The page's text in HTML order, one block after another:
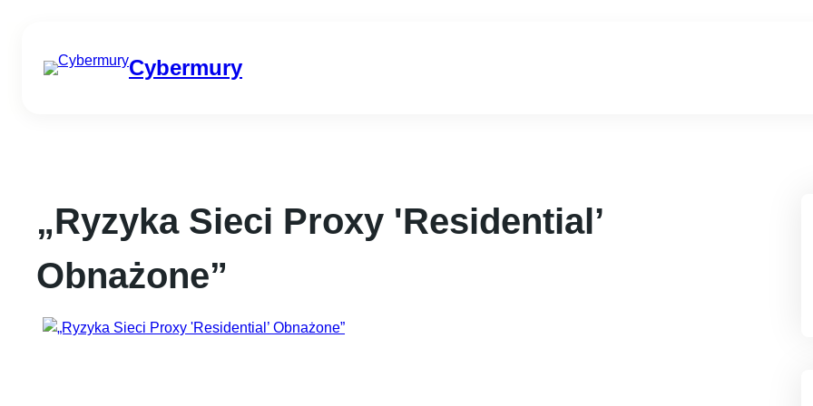
Cybermury
„Ryzyka Sieci Proxy 'Residential’
Obnażone”